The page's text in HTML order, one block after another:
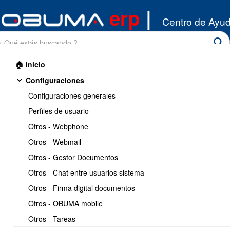
erp | Centro de
🏠 Inicio
Configuraciones
Configuraciones generales
Perfiles de usuario
Otros - Webphone
Otros - Webmail
Otros - Gestor Documentos
Otros - Chat entre usuarios sistema
Otros - Firma digital documentos
Otros - OBUMA mobile
Otros - Tareas
Inventario/Productos
Imprimir << Anterior 29 / 32
Como crear un producto
Fabricado con su lista de